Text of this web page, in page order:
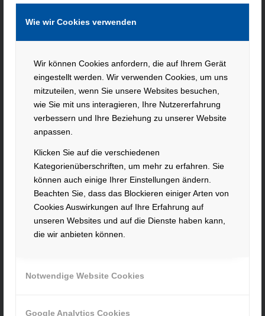
Wie wir Cookies verwenden
Wir können Cookies anfordern, die auf Ihrem Gerät
eingestellt werden. Wir verwenden Cookies, um uns
mitzuteilen, wenn Sie unsere Websites besuchen,
wie Sie mit uns interagieren, Ihre Nutzererfahrung
verbessern und Ihre Beziehung zu unserer Website
anpassen.
Klicken Sie auf die verschiedenen
Kategorienüberschriften, um mehr zu erfahren. Sie
können auch einige Ihrer Einstellungen ändern.
Beachten Sie, dass das Blockieren einiger Arten von
Cookies Auswirkungen auf Ihre Erfahrung auf
unseren Websites und auf die Dienste haben kann,
die wir anbieten können.
Notwendige Website Cookies
Google Analytics Cookies
KONTAKT
Hacker Feinmechanik GmbH
Tel. +49 991 99800 – 0
Fax. +49 991 91564
contact@hacker-feinmechanik.de
Ihr Weg zu uns
» Cookie-Einstellungen
Impressum